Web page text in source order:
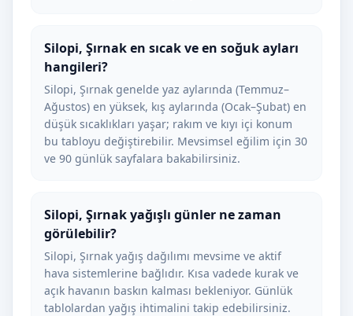
Silopi, Şırnak en sıcak ve en soğuk ayları
hangileri?
Silopi, Şırnak genelde yaz aylarında (Temmuz–
Ağustos) en yüksek, kış aylarında (Ocak–Şubat) en
düşük sıcaklıkları yaşar; rakım ve kıyı içi konum
bu tabloyu değiştirebilir. Mevsimsel eğilim için 30
ve 90 günlük sayfalara bakabilirsiniz.
Silopi, Şırnak yağışlı günler ne zaman
görülebilir?
Silopi, Şırnak yağış dağılımı mevsime ve aktif
hava sistemlerine bağlıdır. Kısa vadede kurak ve
açık havanın baskın kalması bekleniyor. Günlük
tablolardan yağış ihtimalini takip edebilirsiniz.